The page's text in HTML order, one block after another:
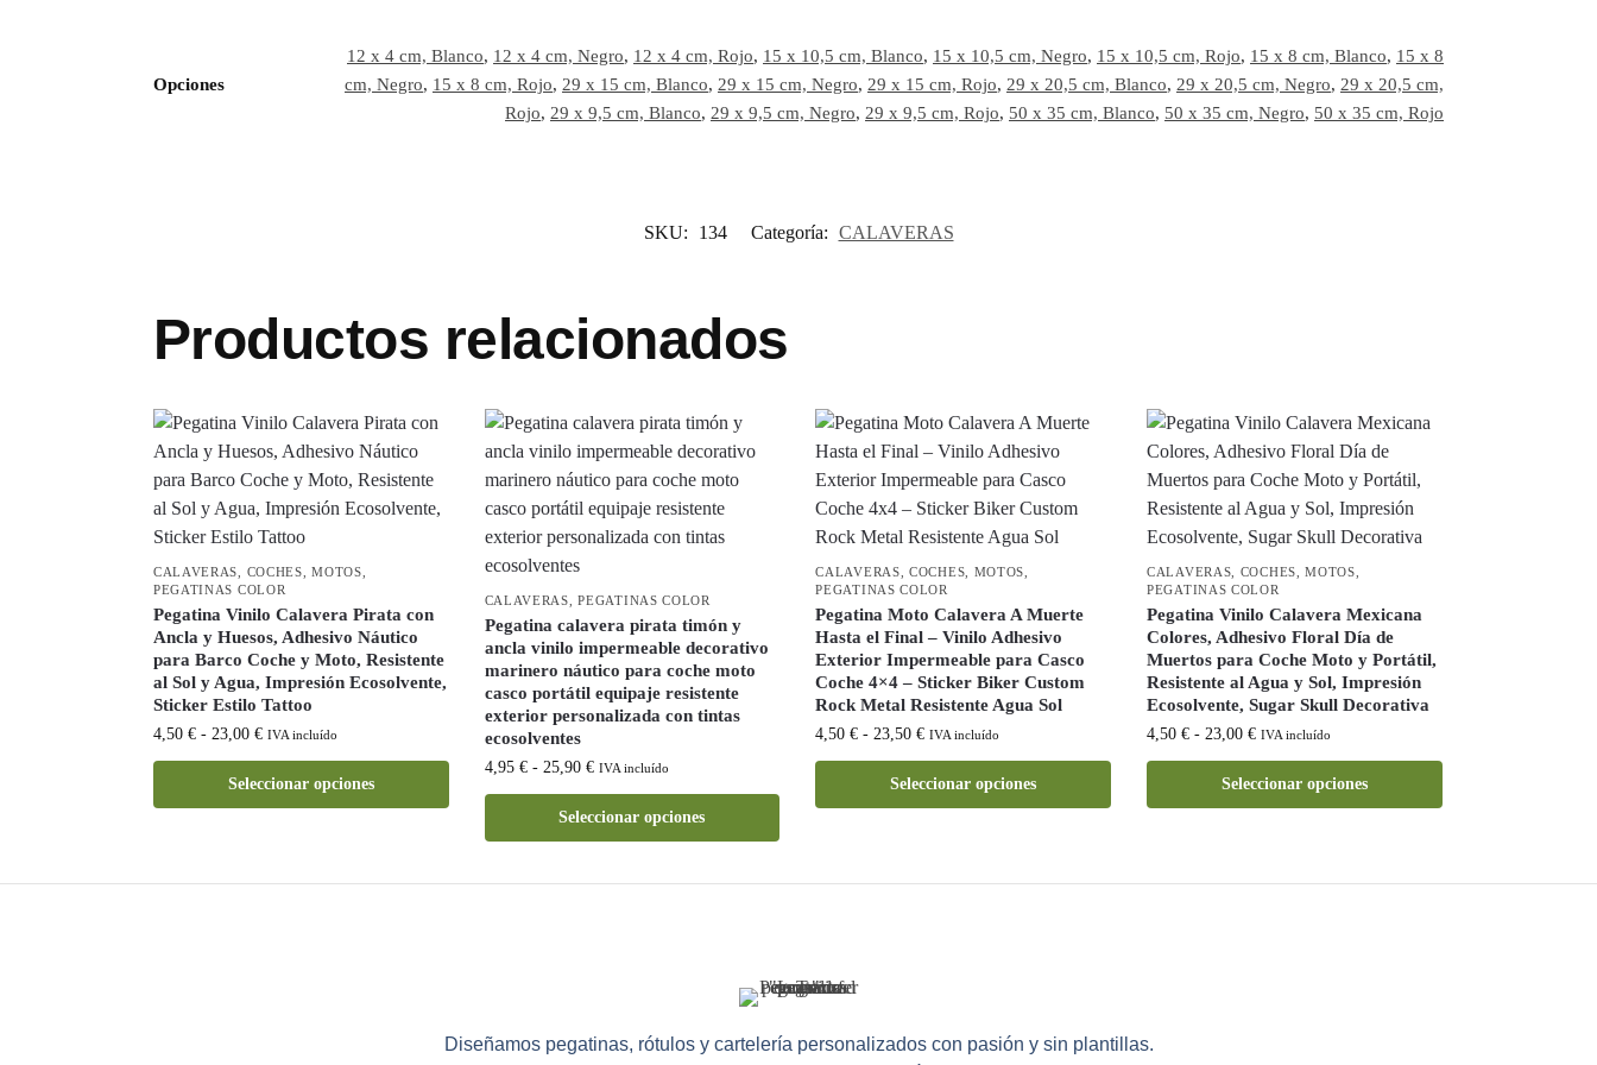
Opciones
12 x 4 cm, Blanco, 12 x 4 cm, Negro, 12 x 4 cm, Rojo, 15 x 10,5 cm, Blanco, 15 x 10,5 cm, Negro, 15 x 10,5 cm, Rojo, 15 x 8 cm, Blanco, 15 x 8
cm, Negro, 15 x 8 cm, Rojo, 29 x 15 cm, Blanco, 29 x 15 cm, Negro, 29 x 15 cm, Rojo, 29 x 20,5 cm, Blanco, 29 x 20,5 cm, Negro, 29 x 20,5 cm,
Rojo, 29 x 9,5 cm, Blanco, 29 x 9,5 cm, Negro, 29 x 9,5 cm, Rojo, 50 x 35 cm, Blanco, 50 x 35 cm, Negro, 50 x 35 cm, Rojo
SKU: 134 Categoría: CALAVERAS
Productos relacionados
CALAVERAS, COCHES,MOTOS,
PEGATINAS COLOR
Pegatina Vinilo Calavera Pirata con
Ancla y Huesos, Adhesivo Náutico
para Barco Coche y Moto, Resistente
al Sol y Agua, Impresión Ecosolvente,
Sticker Estilo Tattoo
4,50 € - 23,00 € IVA incluído
Seleccionar opciones
CALAVERAS,PEGATINAS COLOR
Pegatina calavera pirata timón y
ancla vinilo impermeable decorativo
marinero náutico para coche moto
casco portátil equipaje resistente
exterior personalizada con tintas
ecosolventes
4,95 € - 25,90 € IVA incluído
Seleccionar opciones
CALAVERAS,COCHES, MOTOS,
PEGATINAS COLOR
Pegatina Moto Calavera A Muerte
Hasta el Final – Vinilo Adhesivo
Exterior Impermeable para Casco
Coche 4×4 – Sticker Biker Custom
Rock Metal Resistente Agua Sol
4,50€ - 23,50€ IVA incluído
Seleccionar opciones
CALAVERAS, COCHES,MOTOS,
PEGATINAS COLOR
Pegatina Vinilo Calavera Mexicana
Colores, Adhesivo Floral Día de
Muertos para Coche Moto y Portátil,
Resistente al Agua y Sol, Impresión
Ecosolvente, Sugar Skull Decorativa
4,50€ - 23,00€ IVA incluído
Seleccionar opciones
Diseñamos pegatinas, rótulos y cartelería personalizados con pasión y sin plantillas.